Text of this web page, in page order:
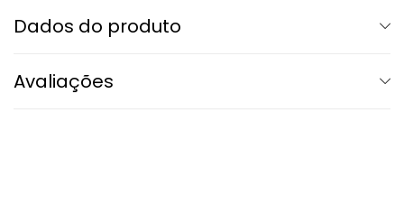
Dados do produto
Avaliações